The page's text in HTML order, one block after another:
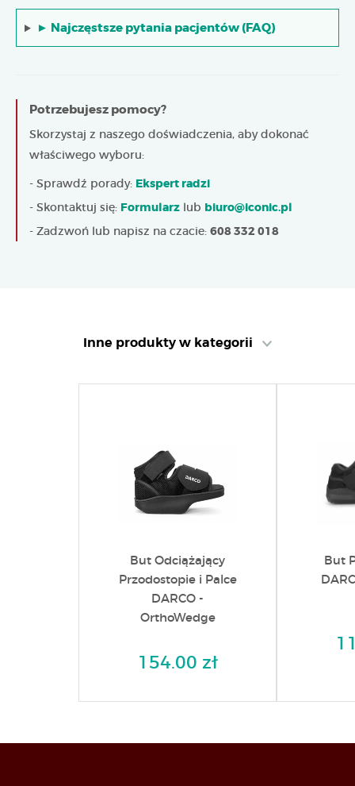
► Najczęstsze pytania pacjentów (FAQ)
Potrzebujesz pomocy?
Skorzystaj z naszego doświadczenia, aby dokonać
właściwego wyboru:
- Sprawdź porady: Ekspert radzi
- Skontaktuj się: Formularzlub biuro@iconic.pl
- Zadzwoń lub napisz na czacie: 608 332 018
Inne produkty w kategorii
But Odciążający
Przodostopie i Palce
DARCO -
OrthoWedge
154.00 zł
But